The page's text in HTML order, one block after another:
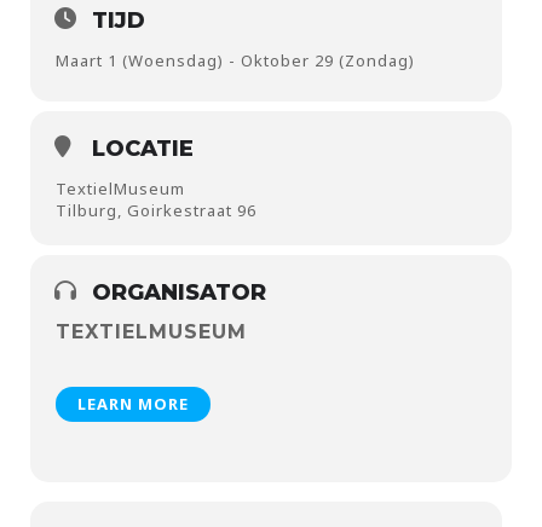
TIJD
Maart 1 (Woensdag) - Oktober 29 (Zondag)
LOCATIE
TextielMuseum
Tilburg, Goirkestraat 96
ORGANISATOR
TEXTIELMUSEUM
LEARN MORE